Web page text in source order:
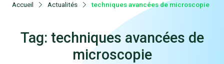
Accueil Actualités techniques avancées de microscopie
Tag: techniques avancées de
microscopie